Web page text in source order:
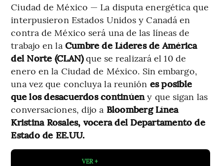
Ciudad de México — La disputa energética que
interpusieron Estados Unidos y Canadá en
contra de México será una de las líneas de
trabajo en la Cumbre de Líderes de América
del Norte (CLAN)que se realizará el 10 de
enero en la Ciudad de México. Sin embargo,
una vez que concluya la reunión es posible
que los desacuerdos continúeny que sigan las
conversaciones, dijo a Bloomberg Línea
Kristina Rosales, vocera del Departamento de
Estado de EE.UU.
VER +